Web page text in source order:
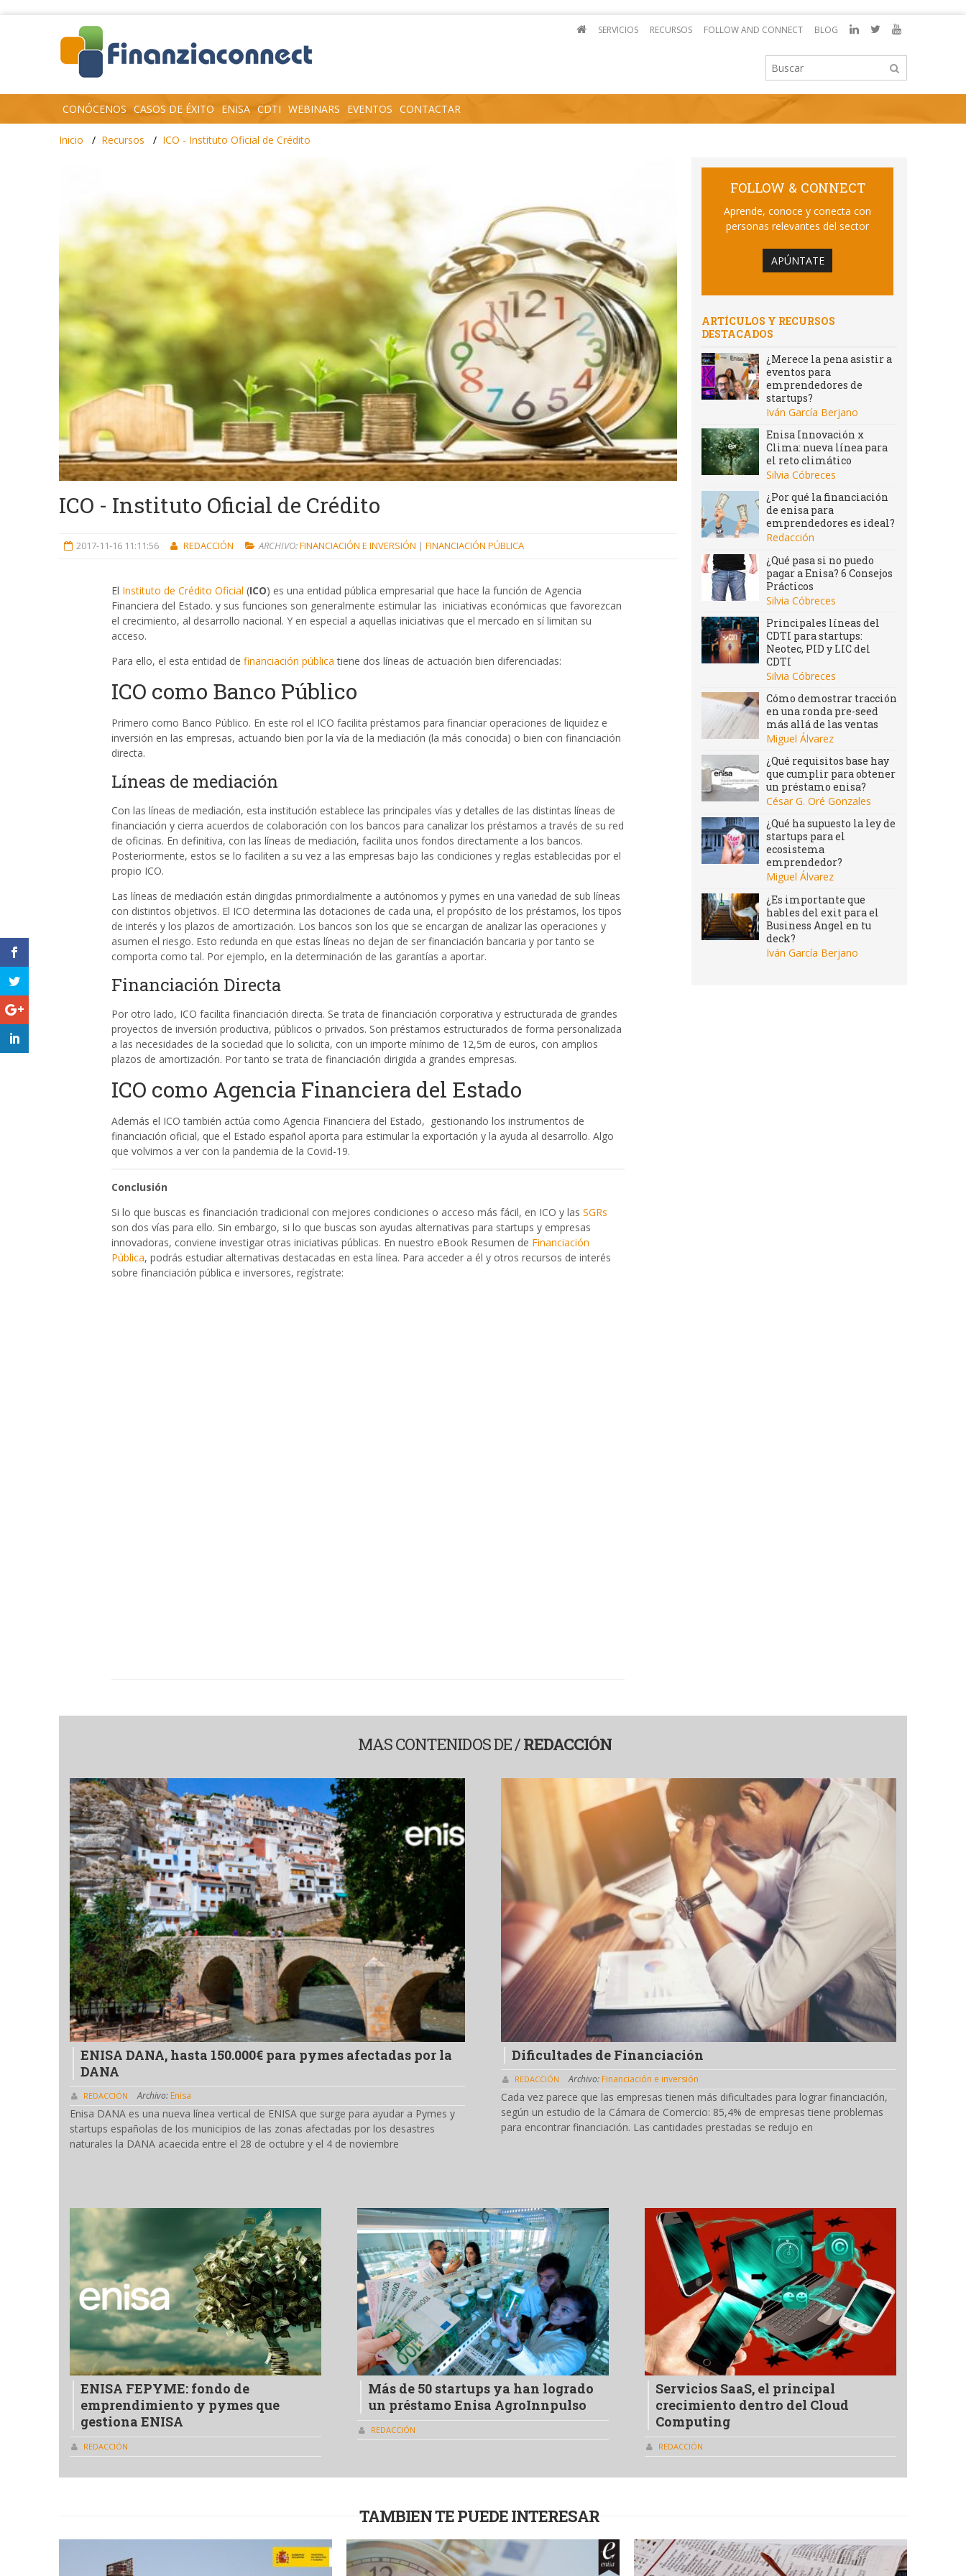
SERVICIOS RECURSOS FOLLOW AND CONNECT BLOG
CONÓCENOS CASOS DE ÉXITO ENISA CDTI WEBINARS EVENTOS CONTACTAR
Inicio Recursos ICO - Instituto Oficial de Crédito
ICO - Instituto Oficial de Crédito
2017-11-16 11:11:56 REDACCIÓN ARCHIVO:FINANCIACIÓN E INVERSIÓN | FINANCIACIÓN PÚBLICA
El Instituto de Crédito Oficial (ICO) es una entidad pública empresarial que hace la función de Agencia
Financiera del Estado. y sus funciones son generalmente estimular las iniciativas económicas que favorezcan
el crecimiento, al desarrollo nacional. Y en especial a aquellas iniciativas que el mercado en sí limitan su
acceso.
Para ello, el esta entidad de financiación pública tiene dos líneas de actuación bien diferenciadas:
ICO como Banco Público
Primero como Banco Público. En este rol el ICO facilita préstamos para financiar operaciones de liquidez e
inversión en las empresas, actuando bien por la vía de la mediación (la más conocida) o bien con financiación
directa.
Líneas de mediación
Con las líneas de mediación, esta institución establece las principales vías y detalles de las distintas líneas de
financiación y cierra acuerdos de colaboración con los bancos para canalizar los préstamos a través de su red
de oficinas. En definitiva, con las líneas de mediación, facilita unos fondos directamente a los bancos.
Posteriormente, estos se lo faciliten a su vez a las empresas bajo las condiciones y reglas establecidas por el
propio ICO.
Las líneas de mediación están dirigidas primordialmente a autónomos y pymes en una variedad de sub líneas
con distintos objetivos. El ICO determina las dotaciones de cada una, el propósito de los préstamos, los tipos
de interés y los plazos de amortización. Los bancos son los que se encargan de analizar las operaciones y
asumen el riesgo. Esto redunda en que estas líneas no dejan de ser financiación bancaria y por tanto se
comporta como tal. Por ejemplo, en la determinación de las garantías a aportar.
Financiación Directa
Por otro lado, ICO facilita financiación directa. Se trata de financiación corporativa y estructurada de grandes
proyectos de inversión productiva, públicos o privados. Son préstamos estructurados de forma personalizada
a las necesidades de la sociedad que lo solicita, con un importe mínimo de 12,5m de euros, con amplios
plazos de amortización. Por tanto se trata de financiación dirigida a grandes empresas.
ICO como Agencia Financiera del Estado
Además el ICO también actúa como Agencia Financiera del Estado, gestionando los instrumentos de
financiación oficial, que el Estado español aporta para estimular la exportación y la ayuda al desarrollo. Algo
que volvimos a ver con la pandemia de la Covid-19.
Conclusión
Si lo que buscas es financiación tradicional con mejores condiciones o acceso más fácil, en ICO y las SGRs
son dos vías para ello. Sin embargo, si lo que buscas son ayudas alternativas para startups y empresas
innovadoras, conviene investigar otras iniciativas públicas. En nuestro eBook Resumen de Financiación
Pública, podrás estudiar alternativas destacadas en esta línea. Para acceder a él y otros recursos de interés
sobre financiación pública e inversores, regístrate:
FOLLOW & CONNECT
Aprende, conoce y conecta con
personas relevantes del sector
APÚNTATE
ARTÍCULOS Y RECURSOS
DESTACADOS
¿Merece la pena asistir a
eventos para
emprendedores de
startups?
Iván García Berjano
Enisa Innovación x
Clima: nueva línea para
el reto climático
Silvia Cóbreces
¿Por qué la financiación
de enisa para
emprendedores es ideal?
Redacción
¿Qué pasa si no puedo
pagar a Enisa? 6 Consejos
Prácticos
Silvia Cóbreces
Principales líneas del
CDTI para startups:
Neotec, PID y LIC del
CDTI
Silvia Cóbreces
Cómo demostrar tracción
en una ronda pre-seed
más allá de las ventas
Miguel Álvarez
¿Qué requisitos base hay
que cumplir para obtener
un préstamo enisa?
César G. Oré Gonzales
¿Qué ha supuesto la ley de
startups para el
ecosistema
emprendedor?
Miguel Álvarez
¿Es importante que
hables del exit para el
Business Angel en tu
deck?
Iván García Berjano
MAS CONTENIDOS DE /REDACCIÓN
ENISA DANA, hasta 150.000€ para pymes afectadas por la
DANA
REDACCIÓN Archivo: Enisa
Enisa DANA es una nueva línea vertical de ENISA que surge para ayudar a Pymes y
startups españolas de los municipios de las zonas afectadas por los desastres
naturales la DANA acaecida entre el 28 de octubre y el 4 de noviembre
Dificultades de Financiación
REDACCIÓN Archivo: Financiación e inversión
Cada vez parece que las empresas tienen más dificultades para lograr financiación,
según un estudio de la Cámara de Comercio: 85,4% de empresas tiene problemas
para encontrar financiación. Las cantidades prestadas se redujo en
ENISA FEPYME: fondo de
emprendimiento y pymes que
gestiona ENISA
REDACCIÓN
Más de 50 startups ya han logrado
un préstamo Enisa AgroInnpulso
REDACCIÓN
Servicios SaaS, el principal
crecimiento dentro del Cloud
Computing
REDACCIÓN
TAMBIEN TE PUEDE INTERESAR